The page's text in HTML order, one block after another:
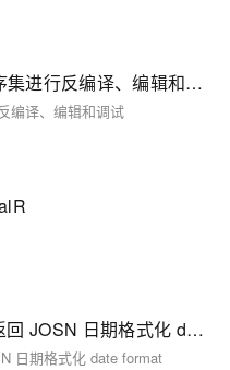
使用dnSpyEx对.NET Core程序集进行反编译、编辑和调试
编译、编辑和调试
ASP.NET MVC WebApi 接口返回 JOSN 日期格式化 date format
日期格式化 date format